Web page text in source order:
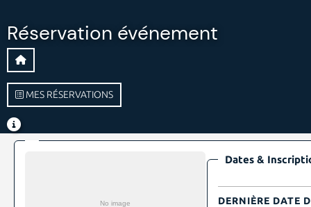
Réservation événement
MES RÉSERVATIONS
Dates &
DERNIÈRE DATE